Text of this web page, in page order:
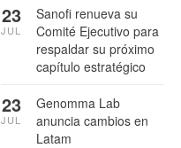
Sanofi renueva su
Comité Ejecutivo para
respaldar su próximo
capítulo estratégico
23
JUL
Genomma Lab
anuncia cambios en
Latam
23
JUL